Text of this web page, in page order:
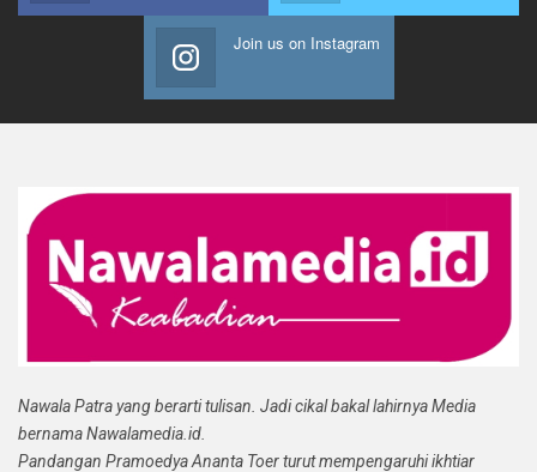
Join us on Instagram
Nawala Patra yang berarti tulisan. Jadi cikal bakal lahirnya Media
bernama Nawalamedia.id.
Pandangan Pramoedya Ananta Toer turut mempengaruhi ikhtiar